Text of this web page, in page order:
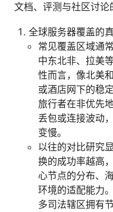
文档、评测与社区讨论
全球服务器覆盖的
常见覆盖区域通
中东北非、拉美
性而言，像北美
或酒店网下的稳
旅行者在非优先
丢包或连接波动
变慢。
以往的对比研究
换的成功率越高
心节点的分布、
环境的适配能力
多司法辖区拥有